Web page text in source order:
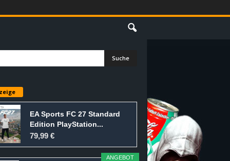
EA Sports FC 27 Standard
Edition PlayStation...
79,99 €
ANGEBOT